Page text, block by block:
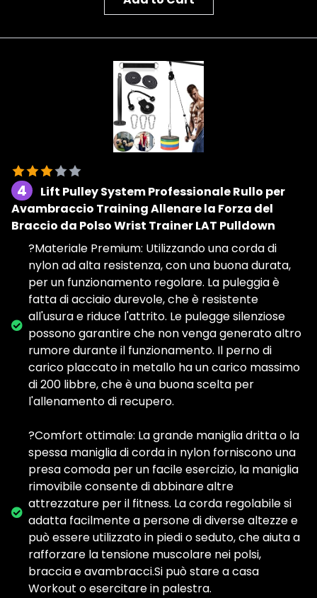
4
Lift Pulley System Professionale Rullo per
Avambraccio Training Allenare la Forza del
Braccio da Polso Wrist Trainer LAT Pulldown
?️‍️Materiale Premium: Utilizzando una corda di
nylon ad alta resistenza, con una buona durata,
per un funzionamento regolare. La puleggia è
fatta di acciaio durevole, che è resistente
all'usura e riduce l'attrito. Le pulegge silenziose
possono garantire che non venga generato altro
rumore durante il funzionamento. Il perno di
carico placcato in metallo ha un carico massimo
di 200 libbre, che è una buona scelta per
l'allenamento di recupero.
?️‍️Comfort ottimale: La grande maniglia dritta o la
spessa maniglia di corda in nylon forniscono una
presa comoda per un facile esercizio, la maniglia
rimovibile consente di abbinare altre
attrezzature per il fitness. La corda regolabile si
adatta facilmente a persone di diverse altezze e
può essere utilizzato in piedi o seduto, che aiuta a
rafforzare la tensione muscolare nei polsi,
braccia e avambracci.Si può stare a casa
Workout o esercitare in palestra.